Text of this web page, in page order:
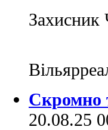
Захисник
Скромно
20.08.25